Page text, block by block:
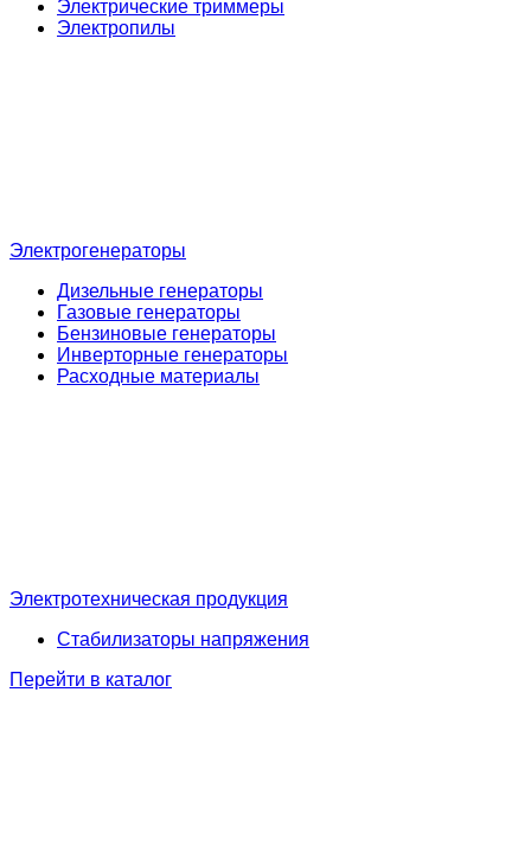
Электрические триммеры
Электропилы
Электрогенераторы
Дизельные генераторы
Газовые генераторы
Бензиновые генераторы
Инверторные генераторы
Расходные материалы
Электротехническая продукция
Стабилизаторы напряжения
Перейти в каталог